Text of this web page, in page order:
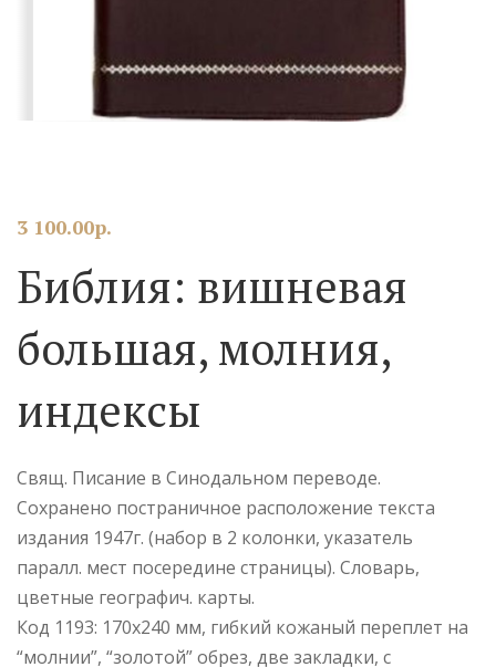
3 100.00р.
Библия: вишневая
большая, молния,
индексы
Свящ. Писание в Синодальном переводе.
Сохранено постраничное расположение текста
издания 1947г. (набор в 2 колонки, указатель
паралл. мест посередине страницы). Словарь,
цветные географич. карты.
Код 1193: 170х240 мм, гибкий кожаный переплет на
“молнии”, “золотой” обрез, две закладки, с